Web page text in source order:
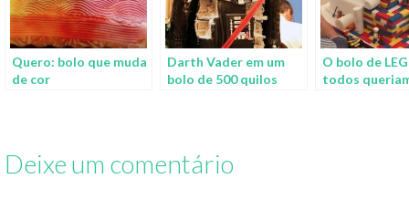
Quero: bolo que muda
de cor
Darth Vader em um
bolo de 500 quilos
O bolo de
todos
Deixe um comentário